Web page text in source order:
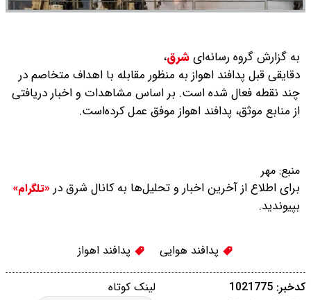
به گزارش گروه رسانه‌ایشرق،
دقایقی قبل پدافند اهواز به منظور مقابله با اهداف متخاصم در
چند نقطه فعال شده است. بر اساس مشاهدات و اخبار دریافتی
از منابع موثق، پدافند اهواز موفق عمل کرده‌است.
منبع: مهر
برای اطلاع از آخرین اخبار و تحلیل‌ها به کانال شرق در «تلگرام»
بپیوندید.
پدافند هوایی پدافند اهواز
لینک کوتاه کدخبر: 1021775